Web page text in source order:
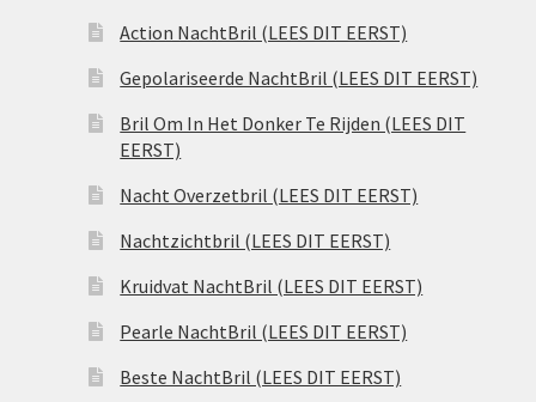
Action NachtBril (LEES DIT EERST)
Gepolariseerde NachtBril (LEES DIT EERST)
Bril Om In Het Donker Te Rijden (LEES DIT
EERST)
Nacht Overzetbril (LEES DIT EERST)
Nachtzichtbril (LEES DIT EERST)
Kruidvat NachtBril (LEES DIT EERST)
Pearle NachtBril (LEES DIT EERST)
Beste NachtBril (LEES DIT EERST)